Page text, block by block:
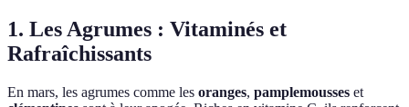
1. Les Agrumes : Vitaminés et
Rafraîchissants
En mars, les agrumes comme les oranges, pamplemousses et